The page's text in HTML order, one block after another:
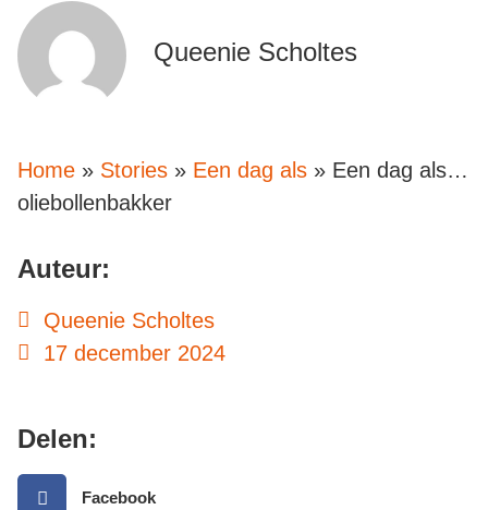
Queenie Scholtes
Home » Stories » Een dag als » Een dag als…
oliebollenbakker
Auteur:
Queenie Scholtes
17 december 2024
Delen:
Facebook